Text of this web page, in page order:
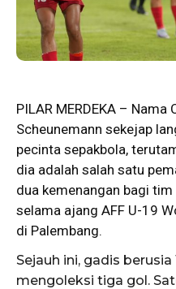
PILAR MERDEKA – Nama
Scheunemann sekejap
pecinta sepakbola,
dia adalah salah satu
dua kemenangan bagi
selama ajang AFF U-19
di Palembang.
Sejauh ini, gadis
mengoleksi tiga gol.